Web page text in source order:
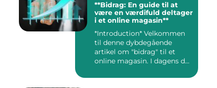
**Bidrag: En guide til at
være en værdifuld deltager
i et online magasin**
*Introduction* Velkommen
til denne dybdegående
artikel om "bidrag" til et
online magasin. I dagens d...